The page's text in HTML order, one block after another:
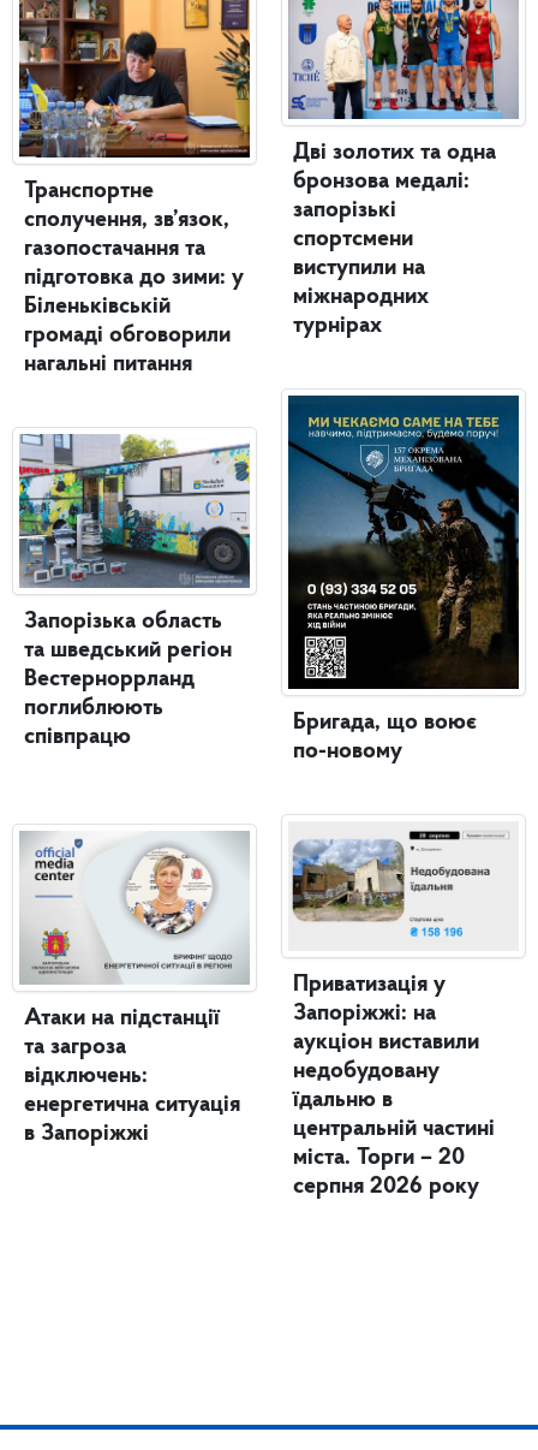
Транспортне
сполучення, зв’язок,
газопостачання та
підготовка до зими: у
Біленьківській
громаді обговорили
нагальні питання
Запорізька область
та шведський регіон
Вестерноррланд
поглиблюють
співпрацю
Атаки на підстанції
та загроза
відключень:
енергетична ситуація
в Запоріжжі
Дві золотих та одна
бронзова медалі:
запорізькі
спортсмени
виступили на
міжнародних
турнірах
Бригада, що воює
по-новому
Приватизація у
Запоріжжі: на
аукціон виставили
недобудовану
їдальню в
центральній частині
міста. Торги – 20
серпня 2026 року